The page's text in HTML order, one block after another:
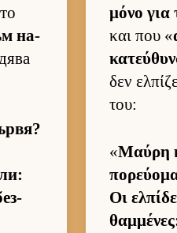
на­
μόνο για
και που «
δεν
του:
«Μαύρη
Οι